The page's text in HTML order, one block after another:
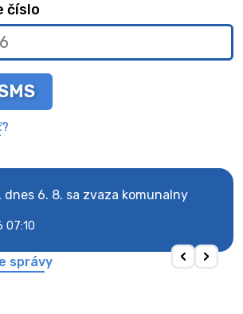
číslo
dnes 6. 8. sa zvaza komunalny
07:10
správy